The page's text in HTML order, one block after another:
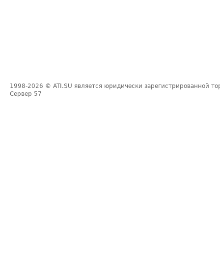
1998-2026 © ATI.SU является юридически зарегистрированной
Сервер 57